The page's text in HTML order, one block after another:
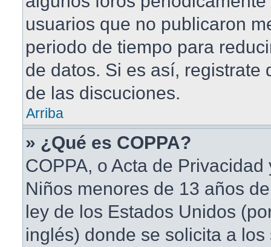
usuarios que no publicaron
periodo de tiempo para
de datos. Si es así, registrate
de las discuciones.
Arriba
» ¿Qué es COPPA?
COPPA, o Acta de
Niños menores de 13 años
ley de los Estados Unidos
inglés) donde se solicita a